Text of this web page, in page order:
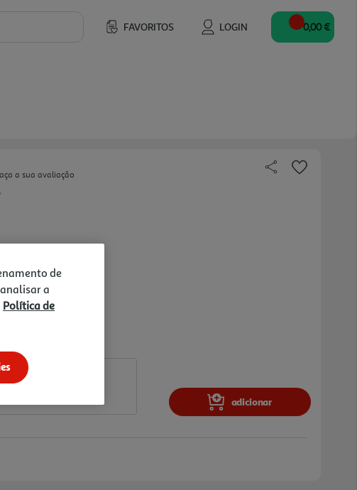
FAVORITOS LOGIN 0,00 €
a sua avaliação
adicionar
de
a
Política de